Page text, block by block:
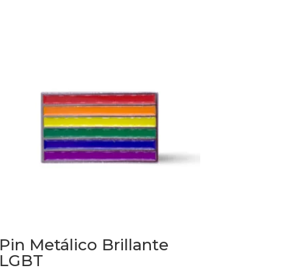
Pin Metálico Brillante
LGBT